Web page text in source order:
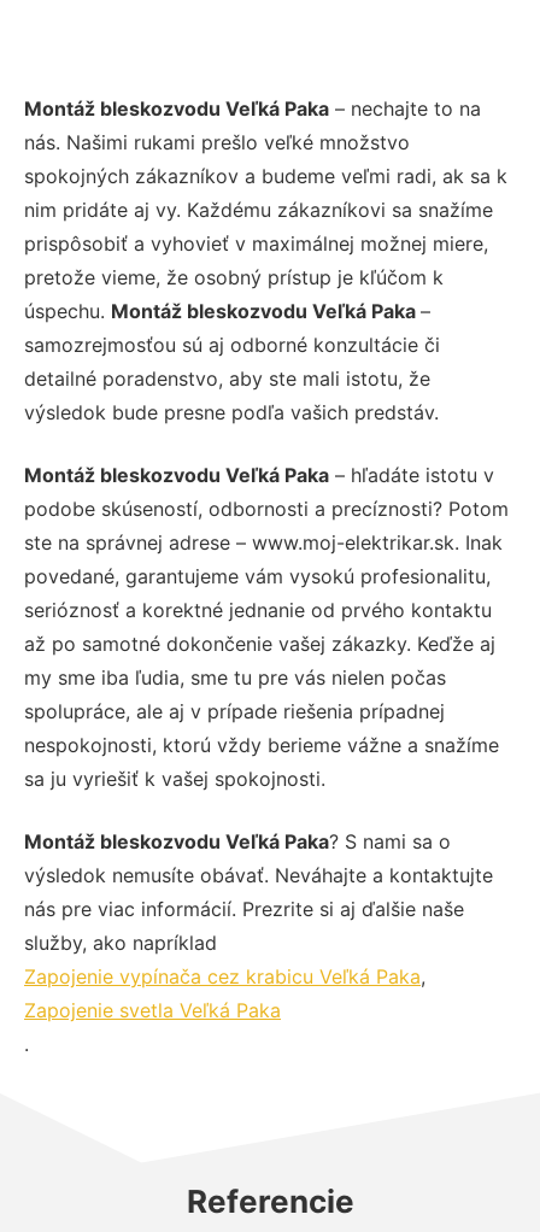
Montáž bleskozvodu Veľká Paka – nechajte to na
nás. Našimi rukami prešlo veľké množstvo
spokojných zákazníkov a budeme veľmi radi, ak sa k
nim pridáte aj vy. Každému zákazníkovi sa snažíme
prispôsobiť a vyhovieť v maximálnej možnej miere,
pretože vieme, že osobný prístup je kľúčom k
úspechu. Montáž bleskozvodu Veľká Paka –
samozrejmosťou sú aj odborné konzultácie či
detailné poradenstvo, aby ste mali istotu, že
výsledok bude presne podľa vašich predstáv.
Montáž bleskozvodu Veľká Paka – hľadáte istotu v
podobe skúseností, odbornosti a precíznosti? Potom
ste na správnej adrese – www.moj-elektrikar.sk. Inak
povedané, garantujeme vám vysokú profesionalitu,
serióznosť a korektné jednanie od prvého kontaktu
až po samotné dokončenie vašej zákazky. Keďže aj
my sme iba ľudia, sme tu pre vás nielen počas
spolupráce, ale aj v prípade riešenia prípadnej
nespokojnosti, ktorú vždy berieme vážne a snažíme
sa ju vyriešiť k vašej spokojnosti.
Montáž bleskozvodu Veľká Paka? S nami sa o
výsledok nemusíte obávať. Neváhajte a kontaktujte
nás pre viac informácií. Prezrite si aj ďalšie naše
služby, ako napríklad
Zapojenie vypínača cez krabicu Veľká Paka,
Zapojenie svetla Veľká Paka
.
Referencie